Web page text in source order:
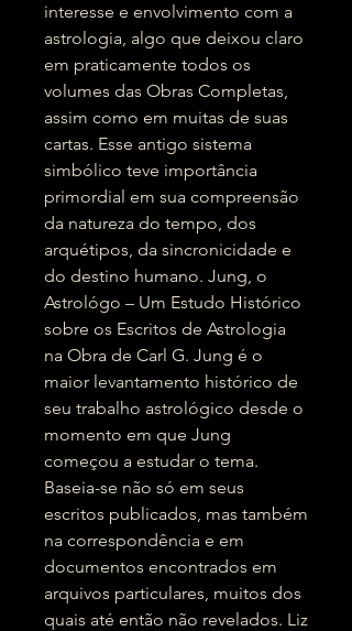
interesse e envolvimento com a
astrologia, algo que deixou claro
em praticamente todos os
volumes das Obras Completas,
assim como em muitas de suas
cartas. Esse antigo sistema
simbólico teve importância
primordial em sua compreensão
da natureza do tempo, dos
arquétipos, da sincronicidade e
do destino humano. Jung, o
Astrológo – Um Estudo Histórico
sobre os Escritos de Astrologia
na Obra de Carl G. Jung é o
maior levantamento histórico de
seu trabalho astrológico desde o
momento em que Jung
começou a estudar o tema.
Baseia-se não só em seus
escritos publicados, mas também
na correspondência e em
documentos encontrados em
arquivos particulares, muitos dos
quais até então não revelados. Liz